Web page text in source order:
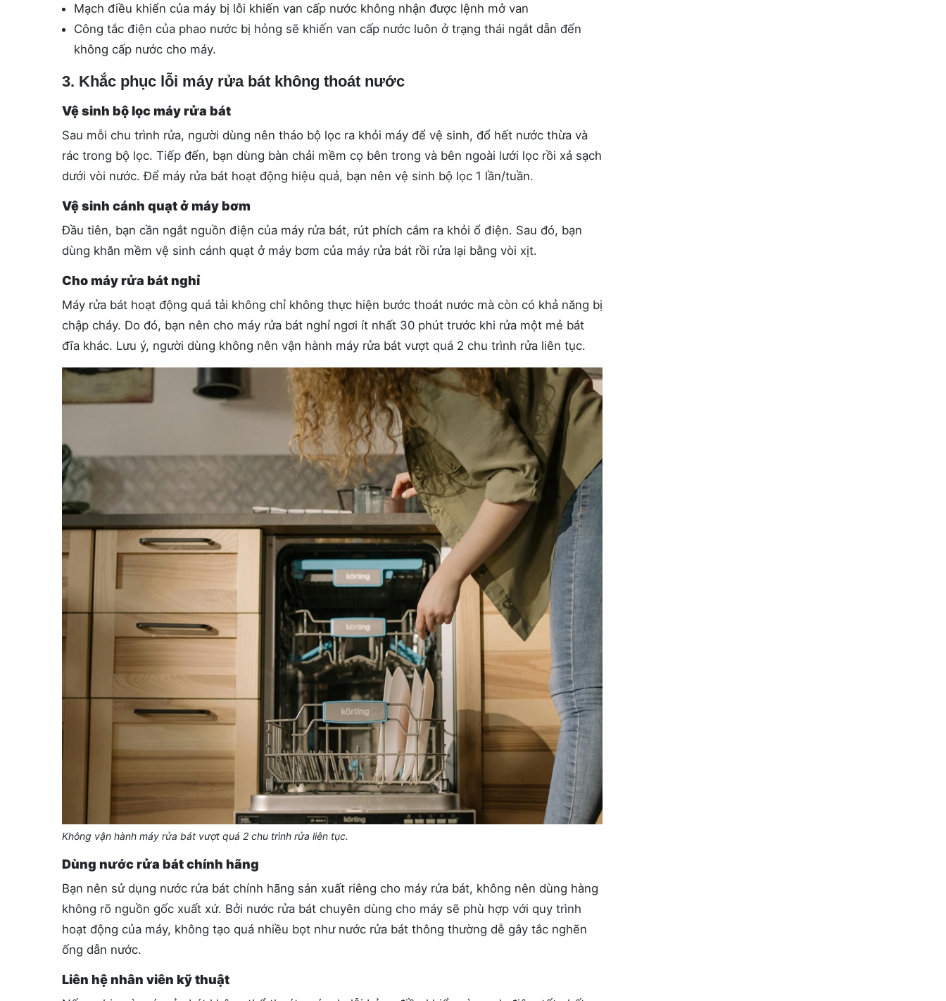
Mạch điều khiển của máy bị lỗi khiến van cấp nước không nhận được lệnh mở van
Công tắc điện của phao nước bị hỏng sẽ khiến van cấp nước luôn ở trạng thái ngắt dẫn đến
không cấp nước cho máy.
3. Khắc phục lỗi máy rửa bát không thoát nước
Vệ sinh bộ lọc máy rửa bát
Sau mỗi chu trình rửa, người dùng nên tháo bộ lọc ra khỏi máy để vệ sinh, đổ hết nước thừa và
rác trong bộ lọc. Tiếp đến, bạn dùng bàn chải mềm cọ bên trong và bên ngoài lưới lọc rồi xả sạch
dưới vòi nước. Để máy rửa bát hoạt động hiệu quả, bạn nên vệ sinh bộ lọc 1 lần/tuần.
Vệ sinh cánh quạt ở máy bơm
Đầu tiên, bạn cần ngắt nguồn điện của máy rửa bát, rút phích cắm ra khỏi ổ điện. Sau đó, bạn
dùng khăn mềm vệ sinh cánh quạt ở máy bơm của máy rửa bát rồi rửa lại bằng vòi xịt.
Cho máy rửa bát nghỉ
Máy rửa bát hoạt động quá tải không chỉ không thực hiện bước thoát nước mà còn có khả năng bị
chập cháy. Do đó, bạn nên cho máy rửa bát nghỉ ngơi ít nhất 30 phút trước khi rửa một mẻ bát
đĩa khác. Lưu ý, người dùng không nên vận hành máy rửa bát vượt quá 2 chu trình rửa liên tục.
Không vận hành máy rửa bát vượt quá 2 chu trình rửa liên tục.
Dùng nước rửa bát chính hãng
Bạn nên sử dụng nước rửa bát chính hãng sản xuất riêng cho máy rửa bát, không nên dùng hàng
không rõ nguồn gốc xuất xứ. Bởi nước rửa bát chuyên dùng cho máy sẽ phù hợp với quy trình
hoạt động của máy, không tạo quá nhiều bọt như nước rửa bát thông thường dễ gây tắc nghẽn
ống dẫn nước.
Liên hệ nhân viên kỹ thuật